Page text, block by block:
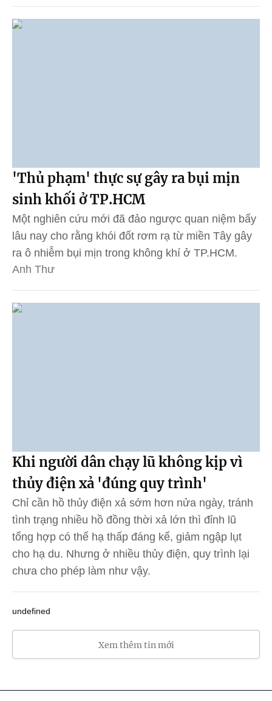
'Thủ phạm' thực sự gây ra bụi mịn
sinh khối ở TP.HCM
Một nghiên cứu mới đã đảo ngược quan niệm bấy
lâu nay cho rằng khói đốt rơm rạ từ miền Tây gây
ra ô nhiễm bụi mịn trong không khí ở TP.HCM.
Anh Thư
Khi người dân chạy lũ không kịp vì
thủy điện xả 'đúng quy trình'
Chỉ cần hồ thủy điện xả sớm hơn nửa ngày, tránh
tình trạng nhiều hồ đồng thời xả lớn thì đỉnh lũ
tổng hợp có thể hạ thấp đáng kể, giảm ngập lụt
cho hạ du. Nhưng ở nhiều thủy điện, quy trình lại
chưa cho phép làm như vậy.
undefined
Xem thêm tin mới